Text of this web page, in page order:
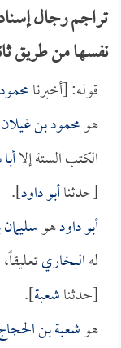
تراجم رجال
نفسها من طريق
قوله: [أخبرنا
هومحمود بن
الكتب الستة إلا
[حدثناأبو داود].
أبو داودهو
لهالبخاري
[حدثناشعبة].
هوشعبة بن